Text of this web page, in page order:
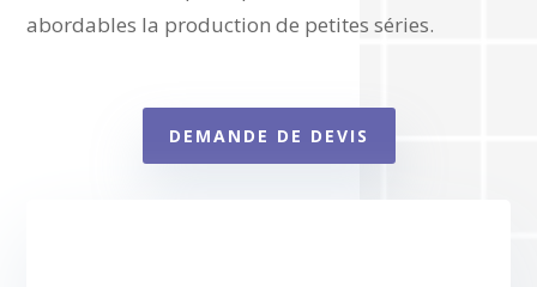
abordables la production de petites séries.
DEMANDE DE DEVIS